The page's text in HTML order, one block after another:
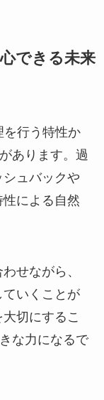
できる未来
を行う特性か
あります。過
ュバックや
による自然
せながら、
いくことが
切にするこ
な力になるで